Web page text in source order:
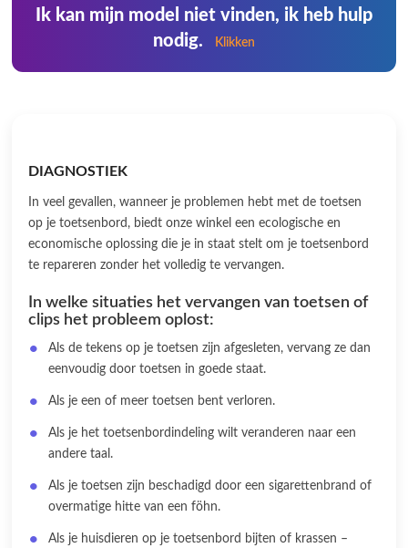
Ik kan mijn model niet vinden, ik heb hulp
nodig.
Klikken
DIAGNOSTIEK
In veel gevallen, wanneer je problemen hebt met de toetsen
op je toetsenbord, biedt onze winkel een ecologische en
economische oplossing die je in staat stelt om je toetsenbord
te repareren zonder het volledig te vervangen.
In welke situaties het vervangen van toetsen of
clips het probleem oplost:
Als de tekens op je toetsen zijn afgesleten, vervang ze dan
eenvoudig door toetsen in goede staat.
Als je een of meer toetsen bent verloren.
Als je het toetsenbordindeling wilt veranderen naar een
andere taal.
Als je toetsen zijn beschadigd door een sigarettenbrand of
overmatige hitte van een föhn.
Als je huisdieren op je toetsenbord bijten of krassen –